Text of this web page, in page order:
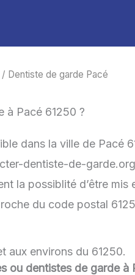
/ Dentiste de garde Pacé
à Pacé 61250 ?
dans la ville de
dentiste-de-garde.org
la possiblité d’être
du code postal
aux environs du 61250.
ou dentistes de garde à